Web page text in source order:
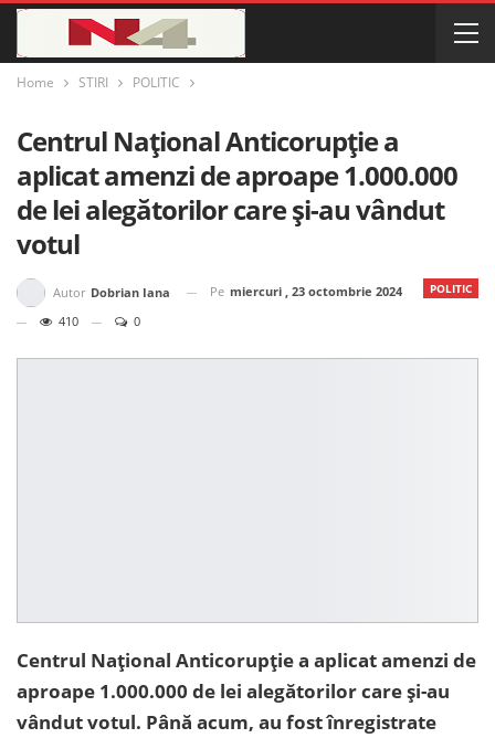
Home STIRI POLITIC
Centrul Național Anticorupție a
aplicat amenzi de aproape 1.000.000
de lei alegătorilor care și-au vândut
votul
POLITIC
Autor Dobrian Iana Pe miercuri , 23 octombrie 2024
410
0
Centrul Național Anticorupție a aplicat amenzi de
aproape 1.000.000 de lei alegătorilor care și-au
vândut votul. Până acum, au fost înregistrate